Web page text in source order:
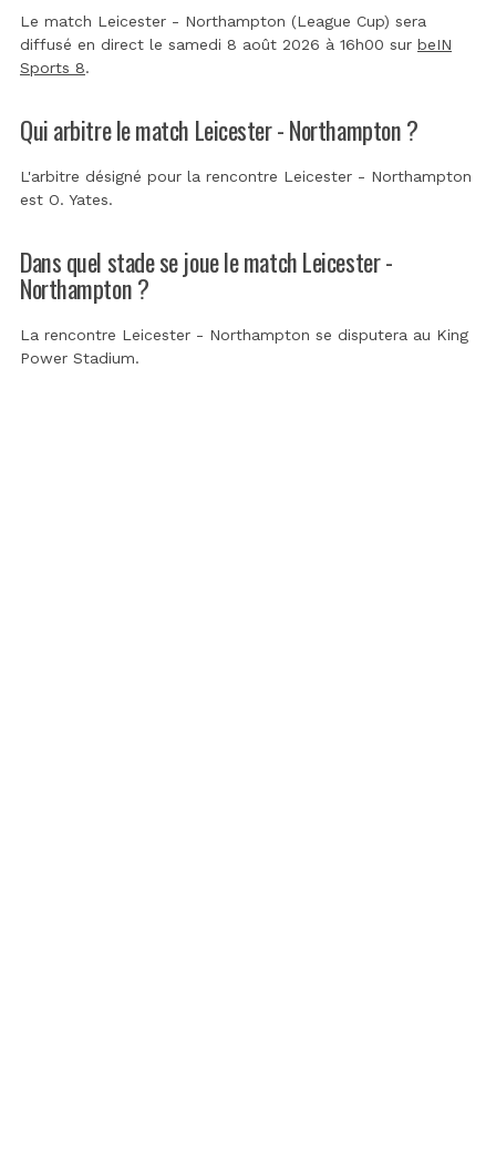
Le match Leicester - Northampton (League Cup) sera
diffusé en direct le samedi 8 août 2026 à 16h00 sur beIN
Sports 8.
Qui arbitre le match Leicester - Northampton ?
L'arbitre désigné pour la rencontre Leicester - Northampton
est O. Yates.
Dans quel stade se joue le match Leicester -
Northampton ?
La rencontre Leicester - Northampton se disputera au King
Power Stadium.